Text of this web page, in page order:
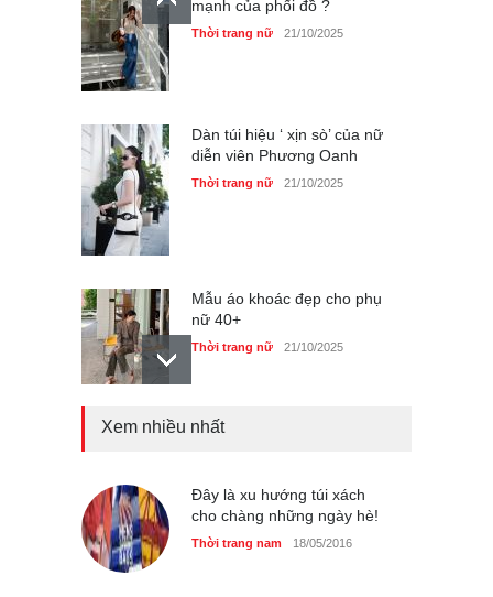
mạnh của phối đồ ?
Thời trang nữ 21/10/2025
Dàn túi hiệu ‘ xịn sò’ của nữ
diễn viên Phương Oanh
Thời trang nữ 21/10/2025
Mẫu áo khoác đẹp cho phụ
nữ 40+
Thời trang nữ 21/10/2025
Chiếc áo dài cưới của Hoa
Xem nhiều nhất
Đây là xu hướng túi xách
cho chàng những ngày hè!
Thời trang nam 18/05/2016